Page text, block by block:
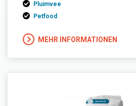
Pluimvee
Petfood
MEHR INFORMATIONEN